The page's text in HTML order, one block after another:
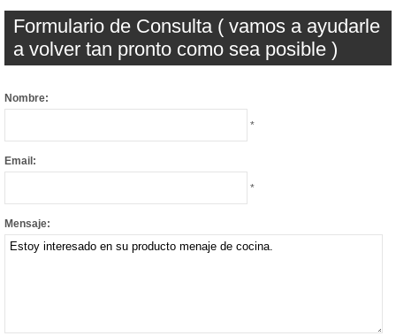
Formulario de Consulta ( vamos a ayudarle
a volver tan pronto como sea posible )
Nombre:
*
Email:
*
Mensaje: